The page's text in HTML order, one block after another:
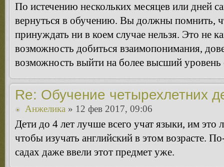
По истечению нескольких месяцев или дней
вернуться в обучению. Вы должны помнить,
принуждать ни в коем случае нельзя. Это не
возможность добиться взаимопонимания,
возможность выйти на более высший
Re: Обучение четырехлетних
Анжелика » 12 фев 2017, 09:06
Дети до 4 лет лучше всего учат языки, им это
чтобы изучать английский в этом возрасте.
садах даже ввели этот предмет уже.